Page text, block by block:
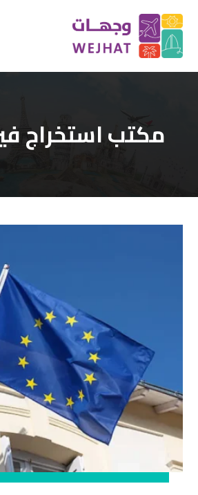
مكتب استخراج